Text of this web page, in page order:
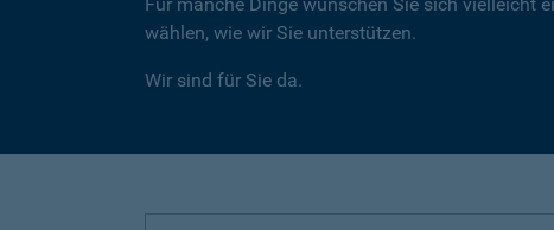
wählen, wie wir Sie unterstützen.
Wir sind für Sie da.